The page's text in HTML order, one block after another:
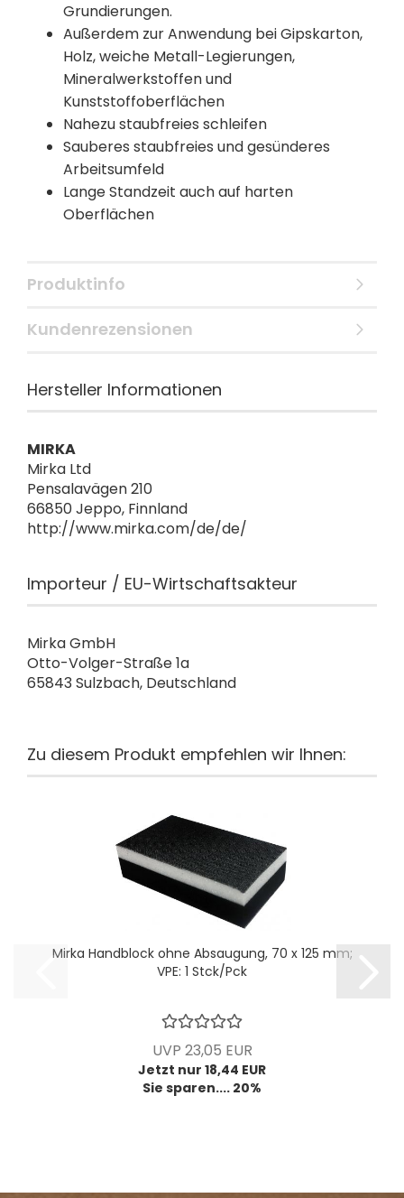
Grundierungen.
Außerdem zur Anwendung bei Gipskarton,
Holz, weiche Metall-Legierungen,
Mineralwerkstoffen und
Kunststoffoberflächen
Nahezu staubfreies schleifen
Sauberes staubfreies und gesünderes
Arbeitsumfeld
Lange Standzeit auch auf harten
Oberflächen
Produktinfo
Kundenrezensionen
Hersteller Informationen
MIRKA
Mirka Ltd
Pensalavägen 210
66850 Jeppo, Finnland
http://www.mirka.com/de/de/
Importeur / EU-Wirtschaftsakteur
Mirka GmbH
Otto-Volger-Straße 1a
65843 Sulzbach, Deutschland
Zu diesem Produkt empfehlen wir Ihnen:
Mirka Handblock ohne Absaugung, 70 x 125 mm;
VPE: 1 Stck/Pck
UVP 23,05 EUR
Jetzt nur 18,44 EUR
Sie sparen.... 20%